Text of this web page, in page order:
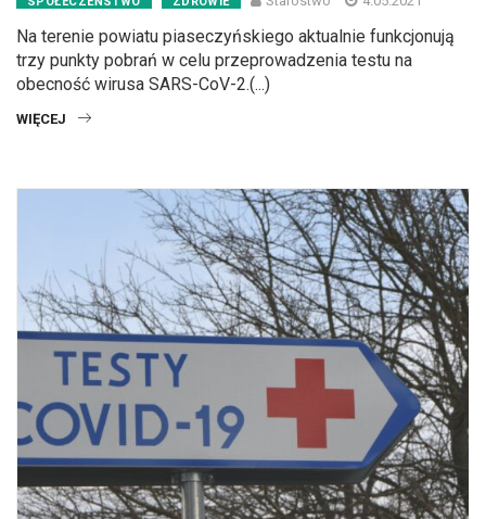
Na terenie powiatu piaseczyńskiego aktualnie funkcjonują
trzy punkty pobrań w celu przeprowadzenia testu na
obecność wirusa SARS-CoV-2.(...)
WIĘCEJ